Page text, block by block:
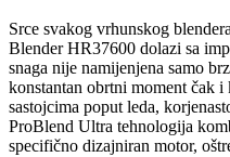
Srce svakog vrhunskog
Blender HR37600 dolazi sa
snaga nije namijenjena samo
konstantan obrtni moment čak i
sastojcima poput leda,
ProBlend Ultra tehnologija
specifično dizajniran motor,